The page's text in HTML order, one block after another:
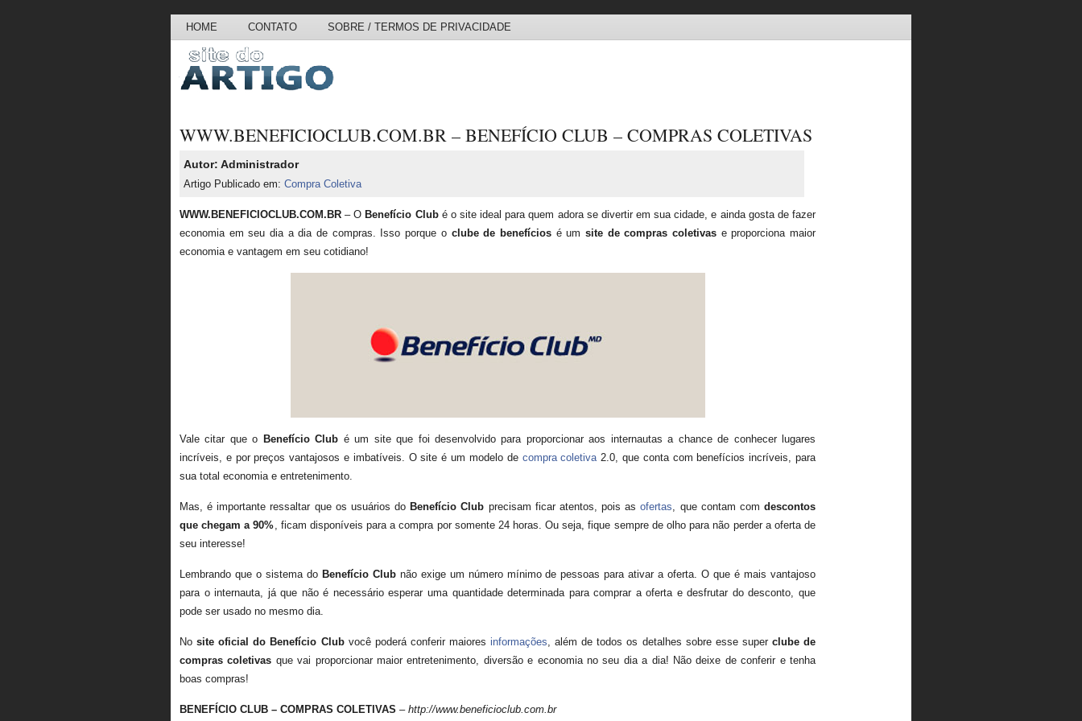
HOME CONTATO SOBRE / TERMOS DE PRIVACIDADE
WWW.BENEFICIOCLUB.COM.BR – BENEFÍCIO CLUB – COMPRAS COLETIVAS
Autor: Administrador
Artigo Publicado em: Compra Coletiva
WWW.BENEFICIOCLUB.COM.BR – O Benefício Clubé o site ideal para quem adora se divertir em sua cidade, e ainda gosta de fazer
economia em seu dia a dia de compras. Isso porque o clube de benefíciosé um site de compras coletivase proporciona maior
economia e vantagem em seu cotidiano!
Vale citar que o Benefício Club é um site que foi desenvolvido para proporcionar aos internautas a chance de conhecer lugares
incríveis, e por preços vantajosos e imbatíveis. O site é um modelo de compra coletiva2.0, que conta com benefícios incríveis, para
sua total economia e entretenimento.
Mas, é importante ressaltar que os usuários do Benefício Club precisam ficar atentos, pois asofertas, que contam comdescontos
que chegam a 90%, ficam disponíveis para a compra por somente 24 horas. Ou seja, fique sempre de olho para não perder a oferta de
seu interesse!
Lembrando que o sistema do Benefício Clubnão exige um número mínimo de pessoas para ativar a oferta. O que é mais vantajoso
para o internauta, já que não é necessário esperar uma quantidade determinada para comprar a oferta e desfrutar do desconto, que
pode ser usado no mesmo dia.
Nosite oficial do Benefício Clubvocê poderá conferir maioresinformações, além de todos os detalhes sobre esse super clube de
compras coletivas que vai proporcionar maior entretenimento, diversão e economia no seu dia a dia! Não deixe de conferir e tenha
boas compras!
BENEFÍCIO CLUB – COMPRAS COLETIVAS – http://www.beneficioclub.com.br